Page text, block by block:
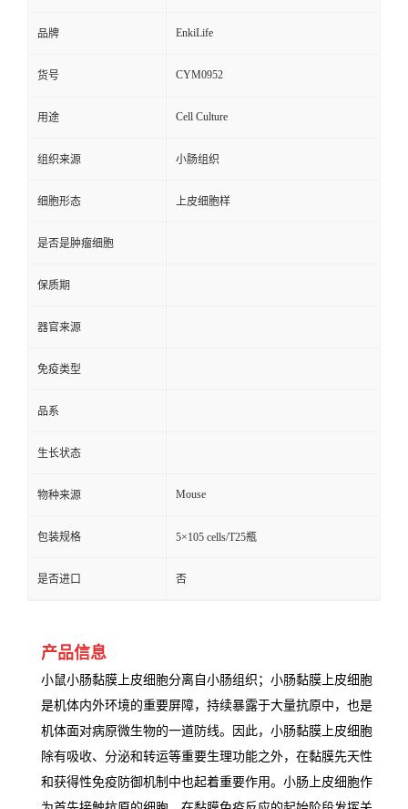
品牌 EnkiLife
货号 CYM0952
用途 Cell Culture
组织来源 小肠组织
细胞形态 上皮细胞样
是否是肿瘤细胞
保质期
器官来源
免疫类型
品系
生长状态
物种来源 Mouse
包装规格 5×105 cells/T25瓶
是否进口 否
产品信息
小鼠小肠黏膜上皮细胞分离自小肠组织；小肠黏膜上皮细胞
是机体内外环境的重要屏障，持续暴露于大量抗原中，也是
机体面对病原微生物的一道防线。因此，小肠黏膜上皮细胞
除有吸收、分泌和转运等重要生理功能之外，在黏膜先天性
和获得性免疫防御机制中也起着重要作用。小肠上皮细胞作